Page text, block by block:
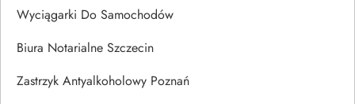
Wyciągarki Do Samochodów
Biura Notarialne Szczecin
Zastrzyk Antyalkoholowy Poznań